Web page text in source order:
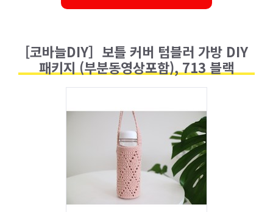
[코바늘DIY］보틀 커버 텀블러 가방 DIY
패키지 (부분동영상포함), 713 블랙